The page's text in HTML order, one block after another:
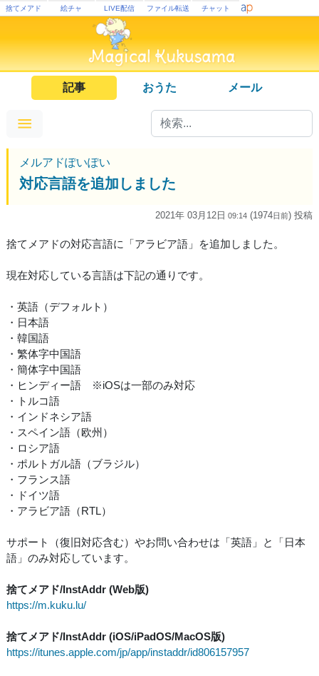
捨てメアド 絵チャ LIVE配信 ファイル転送 チャット
記事 おうた メール
メルアドぽいぽい
対応言語を追加しました
2021年 03月12日 09:14 (1974日前) 投稿
捨てメアドの対応言語に「アラビア語」を追加しました。
現在対応している言語は下記の通りです。
・英語（デフォルト）
・日本語
・韓国語
・繁体字中国語
・簡体字中国語
・ヒンディー語 ※iOSは一部のみ対応
・トルコ語
・インドネシア語
・スペイン語（欧州）
・ロシア語
・ポルトガル語（ブラジル）
・フランス語
・ドイツ語
・アラビア語（RTL）
サポート（復旧対応含む）やお問い合わせは「英語」と「日本
語」のみ対応しています。
捨てメアド/InstAddr (Web版)
https://m.kuku.lu/
捨てメアド/InstAddr (iOS/iPadOS/MacOS版)
https://itunes.apple.com/jp/app/instaddr/id806157957